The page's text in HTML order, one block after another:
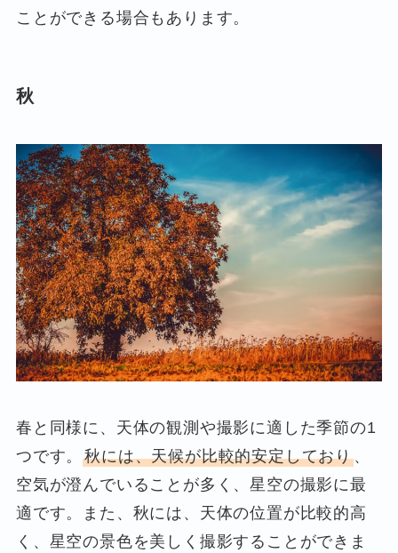
ことができる場合もあります。
秋
春と同様に、天体の観測や撮影に適した季節の1
つです。秋には、天候が比較的安定しており、
空気が澄んでいることが多く、星空の撮影に最
適です。また、秋には、天体の位置が比較的高
く、星空の景色を美しく撮影することができま